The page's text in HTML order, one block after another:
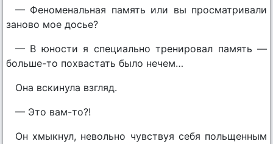
— Феноменальная память или вы просматривали
заново мое досье?
— В юности я специально тренировал память —
больше-то похвастать было нечем…
Она вскинула взгляд.
— Это вам-то?!
Он хмыкнул, невольно чувствуя себя польщенным